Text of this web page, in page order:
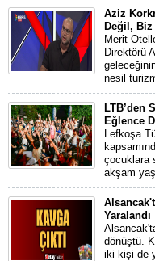
Aziz
Değil, Biz
Merit
Direktörü
nesil
LTB’den
Eğlence
Lefkoşa
çocuklara
akşam
Yaralandı
dönüştü.
iki kişi de